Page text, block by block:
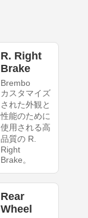
R. Right
Brake
Brembo
カスタマイズ
された外観と
性能のために
使用される高
品質の R.
Right
Brake。
Rear
Wheel